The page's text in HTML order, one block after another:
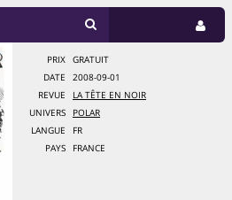
PRIX
GRATUIT
DATE
2008-09-01
REVUE
LA TÊTE EN NOIR
UNIVERS
POLAR
LANGUE
FR
PAYS
FRANCE